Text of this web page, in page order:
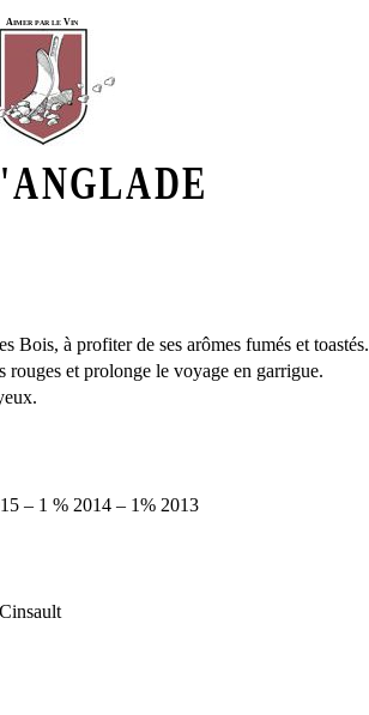
Aimer par le Vin
à profiter de ses arômes fumés et toastés.
rouges et prolonge le voyage en garrigue.
– 1 % 2014 – 1% 2013